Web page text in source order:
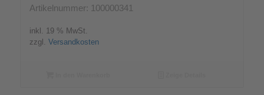
Artikelnummer: 100000341
inkl. 19 % MwSt.
zzgl. Versandkosten